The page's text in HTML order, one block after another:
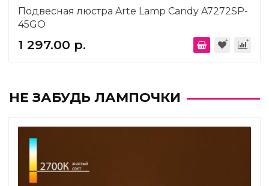
Подвесная люстра Arte Lamp Candy A7272SP-
45GO
1 297.00 р.
НЕ ЗАБУДЬ ЛАМПОЧКИ